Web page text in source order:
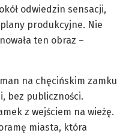
odwiedzin sensacji,
produkcyjne. Nie
ten obraz –
na chęcińskim zamku
bez publiczności.
z wejściem na wieżę.
miasta, która